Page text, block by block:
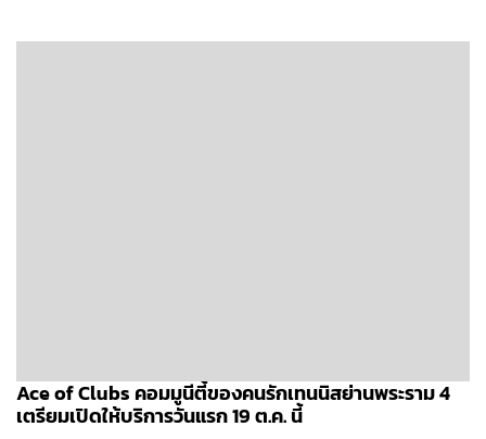
Ace of Clubs คอมมูนีตี้ของคนรักเทนนิสย่านพระราม 4
เตรียมเปิดให้บริการวันแรก 19 ต.ค. นี้